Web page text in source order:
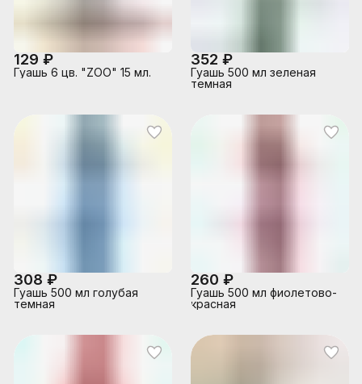
129 ₽
Гуашь 6 цв. "ZOO" 15 мл.
352 ₽
Гуашь 500 мл зеленая
темная
308 ₽
Гуашь 500 мл голубая
темная
260 ₽
Гуашь 500 мл фиолетово-
красная